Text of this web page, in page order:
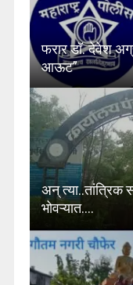
फरार डॉ. देवेश
आऊट”
अन् त्या..तांत्रिक
भोवऱ्यात….